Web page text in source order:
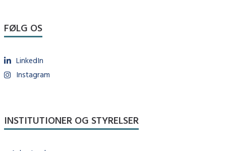
FØLG OS
LinkedIn
Instagram
INSTITUTIONER OG STYRELSER